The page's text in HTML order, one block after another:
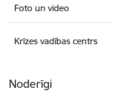
Foto un video
Krīzes vadības centrs
Noderīgi